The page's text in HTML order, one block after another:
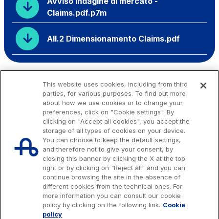
Claims.pdf.p7m
All.2 Dimensionamento Claims.pdf
Issued capital € 622.027.000,00, fully paid-up.
Tax code, VAT number and Rome Companies' Register no. 07516911000
This website uses cookies, including from third
parties, for various purposes. To find out more
about how we use cookies or to change your
preferences, click on "Cookie settings". By
clicking on "Accept all cookies", you accept the
storage of all types of cookies on your device.
You can choose to keep the default settings,
and therefore not to give your consent, by
closing this banner by clicking the X at the top
right or by clicking on "Reject all" and you can
continue browsing the site in the absence of
different cookies from the technical ones. For
more information you can consult our cookie
policy by clicking on the following link. Cookie
policy